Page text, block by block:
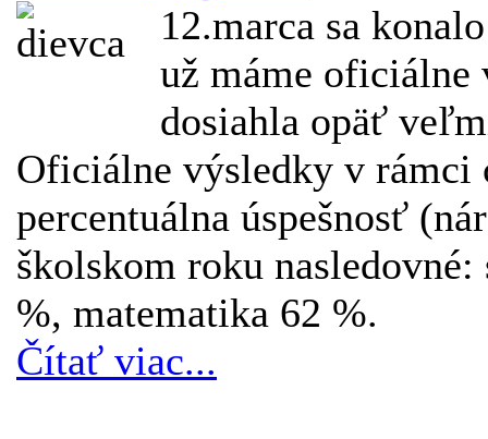
12.marca sa
už máme oficiálne
dosiahla opäť
Oficiálne výsledky v rámci
percentuálna úspešnosť
školskom roku
%, matematika 62 %.
Čítať viac...